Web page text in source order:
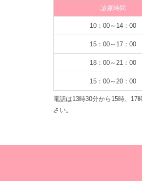
診療時間
10：00～14：00
15：00～17：00
18：00～21：00
15：00～20：00
電話は13時30分から15時、17
さい。